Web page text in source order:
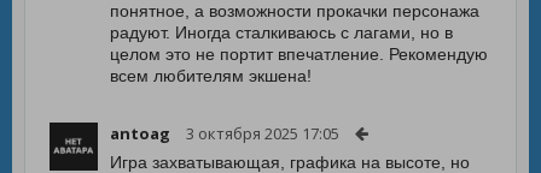
понятное, а возможности прокачки персонажа
радуют. Иногда сталкиваюсь с лагами, но в
целом это не портит впечатление. Рекомендую
всем любителям экшена!
antoag 3 октября 2025 17:05
Игра захватывающая, графика на высоте, но